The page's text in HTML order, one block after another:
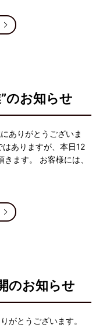
のお知らせ
ありがとうございま
ありますが、本日12
ます。 お客様には、
のお知らせ
がとうございます。